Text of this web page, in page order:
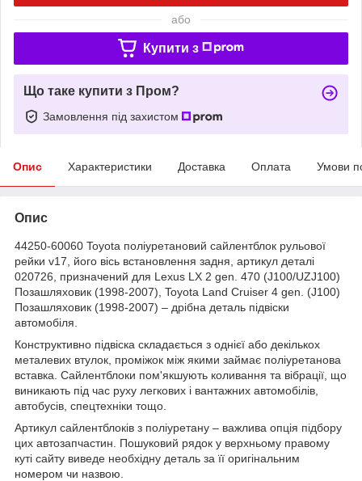
або
Купити з
Що таке купити з Пром?
Замовлення під захистом
Опис Характеристики Доставка Оплата Умови
Опис
44250-60060 Toyota поліуретановий сайлентблок рульової
рейки v17, його вісь встановлення задня, артикул деталі
020726, призначений для Lexus LX 2 gen. 470 (J100/UZJ100)
Позашляховик (1998-2007), Toyota Land Cruiser 4 gen. (J100)
Позашляховик (1998-2007) – дрібна деталь підвіски
автомобіля.
Конструктивно підвіска складається з однієї або декількох
металевих втулок, проміжок між якими займає поліуретанова
вставка. Сайлентблоки пом'якшують коливання та вібрації, що
виникають під час руху легкових і вантажних автомобілів,
автобусів, спецтехніки тощо.
Артикул сайлентблоків з поліуретану – важлива опція підбору
цих автозапчастин. Пошуковий рядок у верхньому правому
куті сайту виведе необхідну деталь за її оригінальним
номером чи назвою.